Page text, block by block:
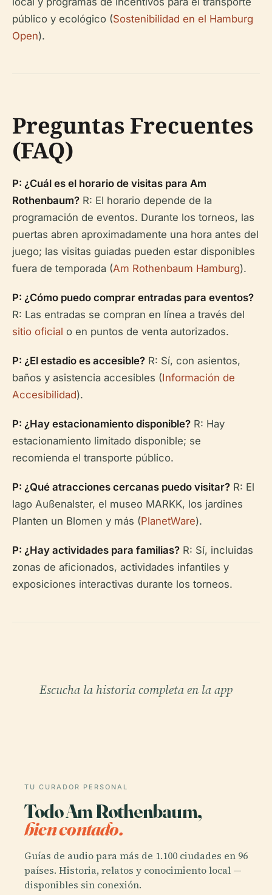
público y ecológico (Sostenibilidad en el Hamburg
Open).
Preguntas Frecuentes
(FAQ)
P: ¿Cuál es el horario de visitas para Am
Rothenbaum? R: El horario depende de la
programación de eventos. Durante los torneos, las
puertas abren aproximadamente una hora antes del
juego; las visitas guiadas pueden estar disponibles
fuera de temporada (Am Rothenbaum Hamburg).
P: ¿Cómo puedo comprar entradas para eventos?
R: Las entradas se compran en línea a través del
sitio oficial o en puntos de venta autorizados.
P: ¿El estadio es accesible? R: Sí, con asientos,
baños y asistencia accesibles (Información de
Accesibilidad).
P: ¿Hay estacionamiento disponible? R: Hay
estacionamiento limitado disponible; se
recomienda el transporte público.
P: ¿Qué atracciones cercanas puedo visitar? R: El
lago Außenalster, el museo MARKK, los jardines
Planten un Blomen y más (PlanetWare).
P: ¿Hay actividades para familias? R: Sí, incluidas
zonas de aficionados, actividades infantiles y
exposiciones interactivas durante los torneos.
Escucha la historia completa en la app
TU CURADOR PERSONAL
Todo Am Rothenbaum,
bien contado.
Guías de audio para más de 1.100 ciudades en 96
países. Historia, relatos y conocimiento local —
disponibles sin conexión.